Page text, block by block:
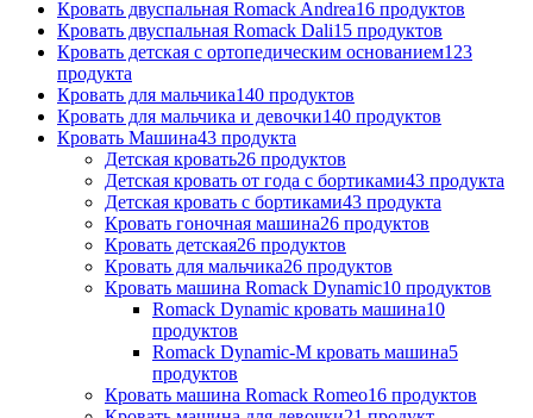
Кровать двуспальная Romack Andrea16 продуктов
Кровать двуспальная Romack Dali15 продуктов
Кровать детская с ортопедическим основанием123
продукта
Кровать для мальчика140 продуктов
Кровать для мальчика и девочки140 продуктов
Кровать Машина43 продукта
Детская кровать26 продуктов
Детская кровать от года с бортиками43 продукта
Детская кровать с бортиками43 продукта
Кровать гоночная машина26 продуктов
Кровать детская26 продуктов
Кровать для мальчика26 продуктов
Кровать машина Romack Dynamic10 продуктов
Romack Dynamic кровать машина10
продуктов
Romack Dynamic-M кровать машина5
продуктов
Кровать машина Romack Romeo16 продуктов